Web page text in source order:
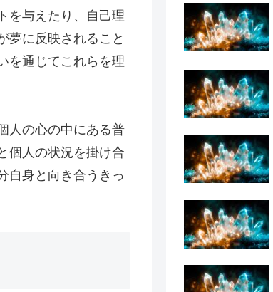
を与えたり、自己理
夢に反映されること
を通じてこれらを理
人の心の中にある普
個人の状況を掛け合
自身と向き合うきっ